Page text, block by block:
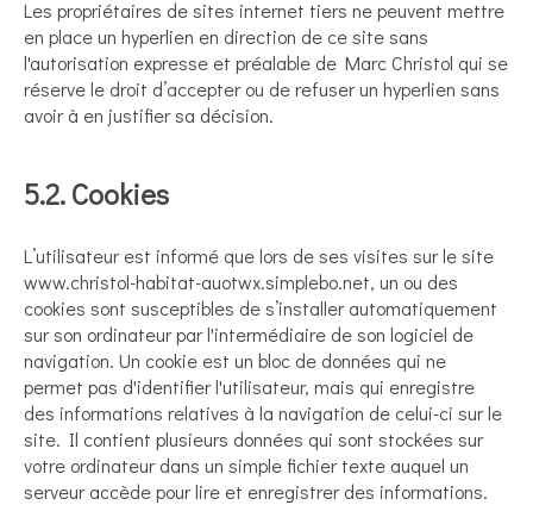
Les propriétaires de sites internet tiers ne peuvent mettre
en place un hyperlien en direction de ce site sans
l'autorisation expresse et préalable de Marc Christol qui se
réserve le droit d’accepter ou de refuser un hyperlien sans
avoir à en justifier sa décision.
5.2. Cookies
L’utilisateur est informé que lors de ses visites sur le site
www.christol-habitat-auotwx.simplebo.net, un ou des
cookies sont susceptibles de s’installer automatiquement
sur son ordinateur par l'intermédiaire de son logiciel de
navigation. Un cookie est un bloc de données qui ne
permet pas d'identifier l'utilisateur, mais qui enregistre
des informations relatives à la navigation de celui-ci sur le
site. Il contient plusieurs données qui sont stockées sur
votre ordinateur dans un simple fichier texte auquel un
serveur accède pour lire et enregistrer des informations.